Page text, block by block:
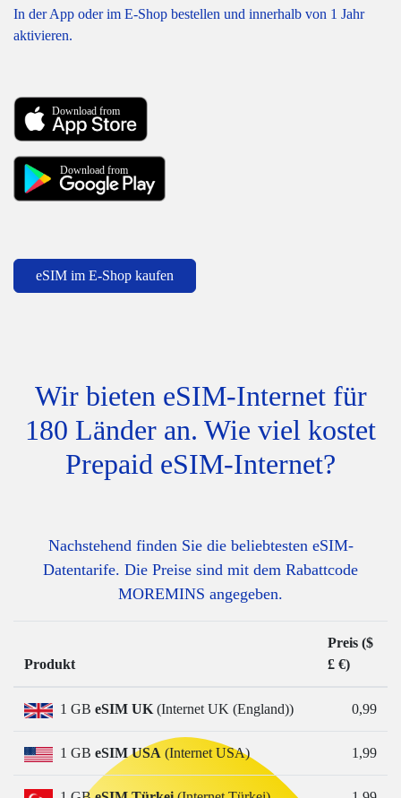
In der App oder im E-Shop bestellen und innerhalb von 1 Jahr
aktivieren.
Download from
Download from
eSIM im E-Shop kaufen
Wir bieten eSIM-Internet für
180 Länder an. Wie viel kostet
Prepaid eSIM-Internet?
Nachstehend finden Sie die beliebtesten eSIM-
Datentarife. Die Preise sind mit dem Rabattcode
MOREMINS angegeben.
Produkt
Preis ($
£ €)
1 GB eSIM UK (Internet UK (England)) 0,99
1 GB eSIM USA (Internet USA) 1,99